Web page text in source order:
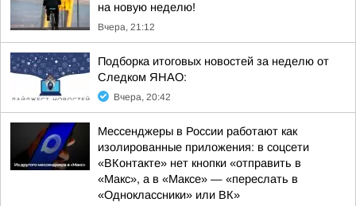
на новую неделю!
Вчера, 21:12
Подборка итоговых новостей за неделю от
Следком ЯНАО:
Вчера, 20:42
Мессенджеры в России работают как
изолированные приложения: в соцсети
«ВКонтакте» нет кнопки «отправить в
«Макс», а в «Mаксе» — «переслать в
«Одноклассники» или ВК»